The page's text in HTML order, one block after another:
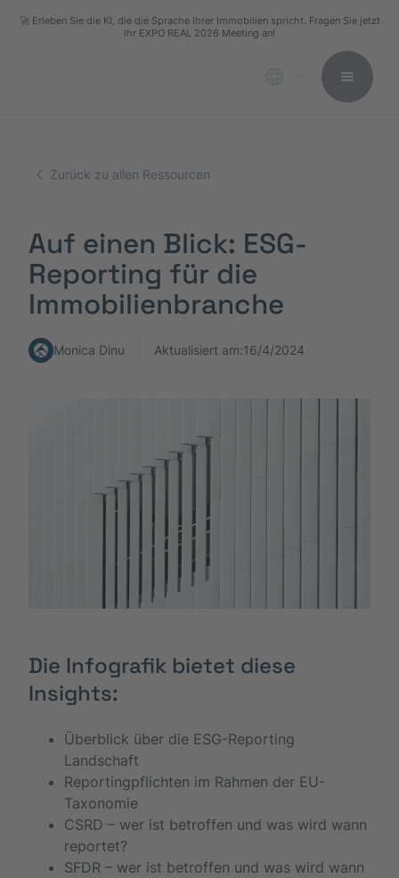
🚀 Erleben Sie die KI, die die Sprache Ihrer Immobilien spricht. Fragen Sie jetzt
Ihr EXPO REAL 2026 Meeting an!
Zurück zu allen Ressourcen
Auf einen Blick: ESG-
Reporting für die
Immobilienbranche
Monica Dinu Aktualisiert am:16/4/2024
Die Infografik bietet diese
Insights:
Überblick über die ESG-Reporting
Landschaft
Reportingpflichten im Rahmen der EU-
Taxonomie
CSRD – wer ist betroffen und was wird wann
reportet?
SFDR – wer ist betroffen und was wird wann